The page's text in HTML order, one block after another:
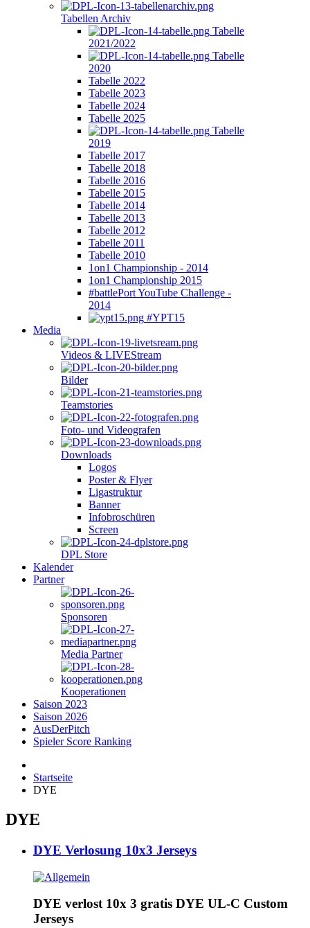
Tabellen Archiv
Tabelle
2021/2022
Tabelle
2020
Tabelle 2022
Tabelle 2023
Tabelle 2024
Tabelle 2025
Tabelle
2019
Tabelle 2017
Tabelle 2018
Tabelle 2016
Tabelle 2015
Tabelle 2014
Tabelle 2013
Tabelle 2012
Tabelle 2011
Tabelle 2010
1on1 Championship - 2014
1on1 Championship 2015
#battlePort YouTube Challenge -
2014
#YPT15
Media
Videos & LIVEStream
Bilder
Teamstories
Foto- und Videografen
Downloads
Logos
Poster & Flyer
Ligastruktur
Banner
Infobroschüren
Screen
DPL Store
Kalender
Partner
Sponsoren
Media Partner
Kooperationen
Saison 2023
Saison 2026
AusDerPitch
Spieler Score Ranking
Startseite
DYE
DYE
DYE Verlosung 10x3 Jerseys
DYE verlost 10x 3 gratis DYE UL-C Custom
Jerseys